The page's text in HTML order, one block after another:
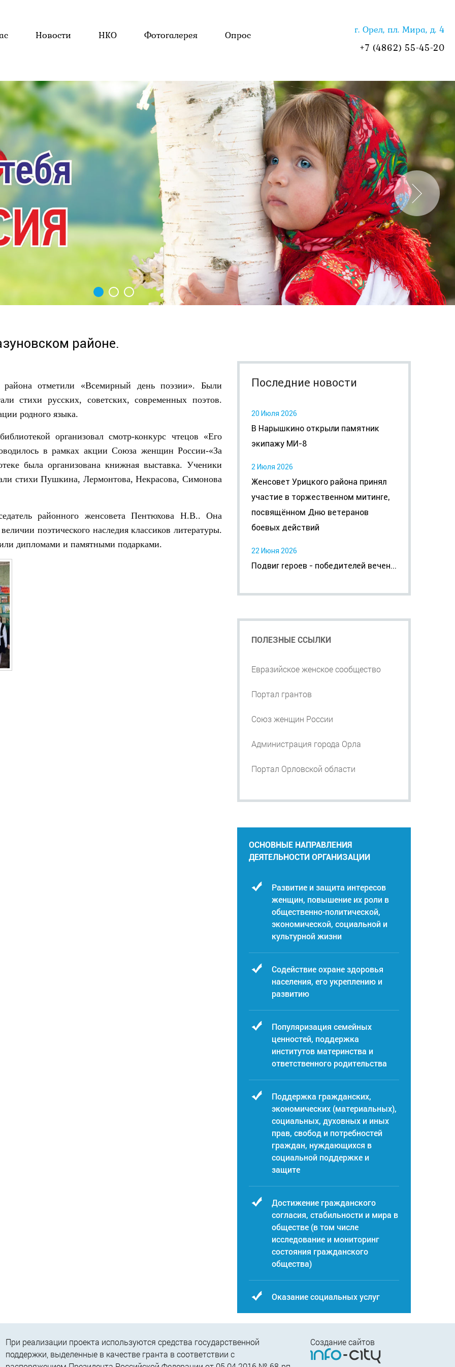
Новости НКО Фотогалерея
Опрос
г. Орел, пл. Мира, д. 4
+7 (4862) 55-45-20
районе.
отметили «Всемирный день поэзии». Были
стихи русских, советских, современных поэтов.
родного языка.
организовал смотр-конкурс чтецов «Его
в рамках акции Союза женщин России-«За
была организована книжная выставка. Ученики
стихи Пушкина, Лермонтова, Некрасова, Симонова
районного женсовета Пентюхова Н.В.. Она
поэтического наследия классиков литературы.
дипломами и памятными подарками.
Последние новости
20 Июля 2026
В Нарышкино открыли памятник
экипажу МИ-8
2 Июля 2026
Женсовет Урицкого района принял
участие в торжественном митинге,
посвящённом Дню ветеранов
боевых действий
22 Июня 2026
Подвиг героев - победителей вечен...
ПОЛЕЗНЫЕ ССЫЛКИ
Евразийское женское сообщество
Портал грантов
Союз женщин России
Администрация города Орла
Портал Орловской области
ОСНОВНЫЕ НАПРАВЛЕНИЯ
ДЕЯТЕЛЬНОСТИ ОРГАНИЗАЦИИ
Развитие и защита интересов
женщин, повышение их роли в
общественно-политической,
экономической, социальной и
культурной жизни
Содействие охране здоровья
населения, его укреплению и
развитию
Популяризация семейных
ценностей, поддержка
институтов материнства и
ответственного родительства
Поддержка гражданских,
экономических (материальных),
социальных, духовных и иных
прав, свобод и потребностей
граждан, нуждающихся в
социальной поддержке и
защите
Достижение гражданского
согласия, стабильности и мира в
обществе (в том числе
исследование и мониторинг
состояния гражданского
общества)
Оказание социальных услуг
При реализации проекта используются средства государственной
поддержки, выделенные в качестве гранта в соответствии c
Создание сайтов